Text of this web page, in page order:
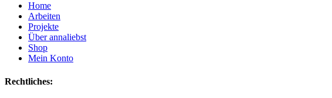
Home
Arbeiten
Projekte
Über annaliebst
Shop
Mein Konto
Rechtliches: